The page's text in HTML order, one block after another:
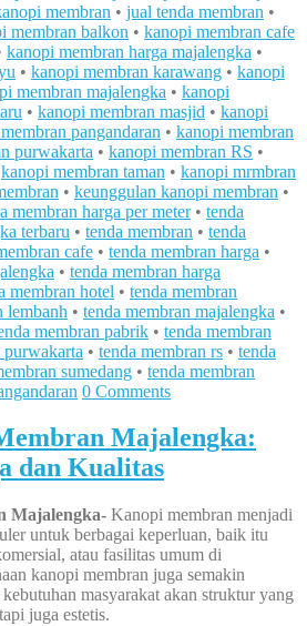
membran • jual tenda membran •
membran balkon • kanopi membran cafe
kanopi membran harga majalengka •
• kanopi membran karawang • kanopi
membran majalengka • kanopi
• kanopi membran masjid • kanopi
pangandaran • kanopi membran
purwakarta • kanopi membran RS •
kanopi membran taman • kanopi mrmbran
• keunggulan kanopi membran •
membran harga per meter• tenda
terbaru • tenda membran • tenda
cafe • tenda membran harga •
• tenda membran harga
membran hotel • tenda membran
lembanh • tenda membran majalengka •
membran pabrik • tenda membran
purwakarta • tenda membran rs • tenda
sumedang • tenda membran
0 Comments
Majalengka:
dan Kualitas
Majalengka- Kanopi membran menjadi
untuk berbagai keperluan, baik itu
atau fasilitas umum di
kanopi membran juga semakin
masyarakat akan struktur yang
juga estetis.